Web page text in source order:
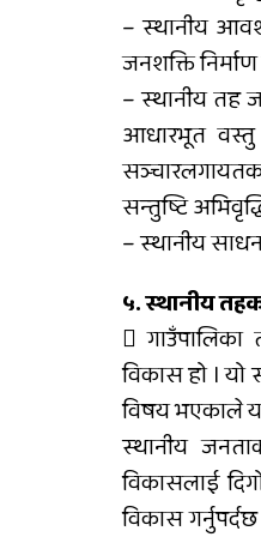
– स्थानीय
जनशक्ति निर्माण
– स्थानीय तह
आधारभूत वस्तु
सन्तुष्टि
– स्थानीय
५. स्थानीय
 गाउँपालिका
विकास हो ।
विषय भएकाले
स्थानीय
विकासलाई
विकास